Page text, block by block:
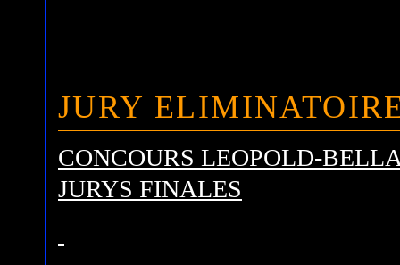
JURY
CONCOURS LEOPOLD-
JURYS FINALES